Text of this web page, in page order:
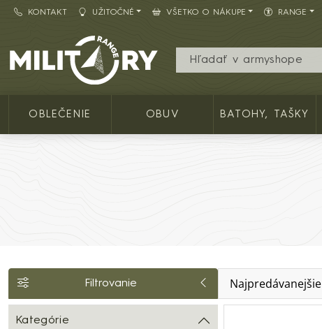
KONTAKT UŽITOČNÉ VŠETKO O NÁKUPE RANGE
Army shop MILITARY RANGE SK
OBLEČENIE OBUV BATOHY, TAŠKY
Filtrovanie Najpredávanejšie
Kategórie